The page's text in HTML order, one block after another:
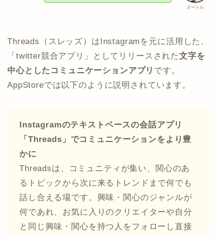
タートル
Threads（スレッズ）はInstagramを元に活用した、
「twitter競合アプリ」としてリリースされた文字を
中心としたコミュニケーションアプリ です。
AppStoreでは以下のように説明されています。
Instagramのテキストベースの会話アプリ
「Threads」でコミュニケーションをより豊
かに
Threadsは、コミュニティが集い、関心のあ
るトピックから次に来るトレンドまで何でも
話し合える場です。興味・関心のジャンルが
何であれ、お気に入りのクリエイターや自分
と同じ興味・関心を持つ人をフォローし直接